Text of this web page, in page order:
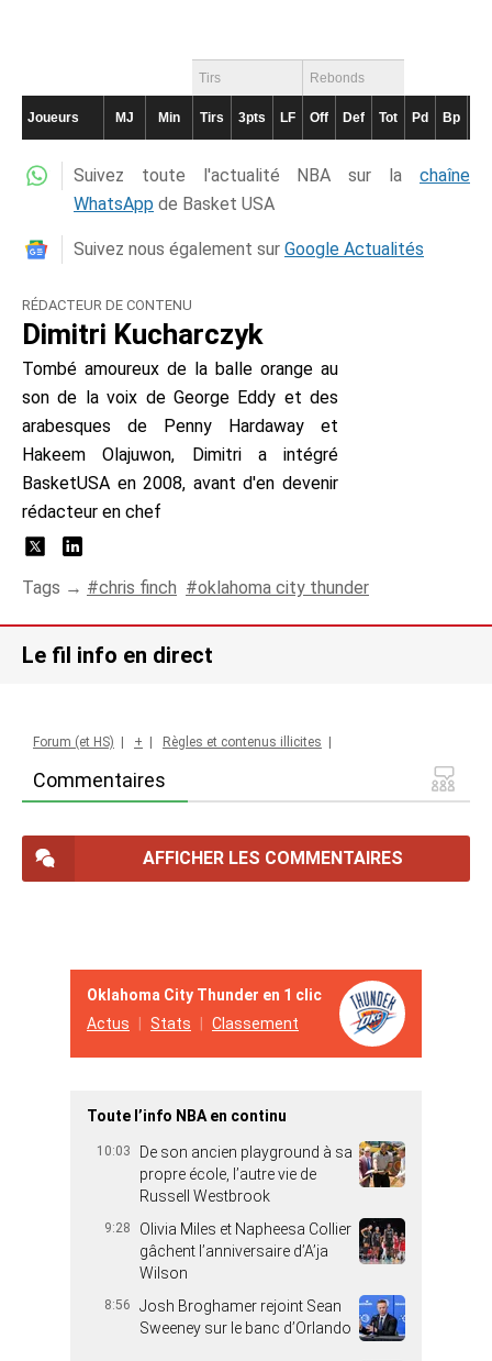
Tirs Rebonds
Joueurs MJ Min Tirs 3pts LF Off Def Tot Pd Bp
Suivez toute l'actualité NBA sur la chaîne
WhatsApp de Basket USA
Suivez nous également sur Google Actualités
RÉDACTEUR DE CONTENU
Dimitri Kucharczyk
Tombé amoureux de la balle orange au
son de la voix de George Eddy et des
arabesques de Penny Hardaway et
Hakeem Olajuwon, Dimitri a intégré
BasketUSA en 2008, avant d'en devenir
rédacteur en chef
Tags → chris finch oklahoma city thunder
Le fil info en direct
Commentaires
Forum (et HS) | + | Règles et contenus illicites |
AFFICHER LES COMMENTAIRES
Oklahoma City Thunder en 1 clic
Actus
Stats Classement
Toute l’info NBA en continu
10:03
De son ancien playground à sa
propre école, l’autre vie de
Russell Westbrook
9:28
Olivia Miles et Napheesa Collier
gâchent l’anniversaire d’A’ja
Wilson
8:56
Josh Broghamer rejoint Sean
Sweeney sur le banc d’Orlando